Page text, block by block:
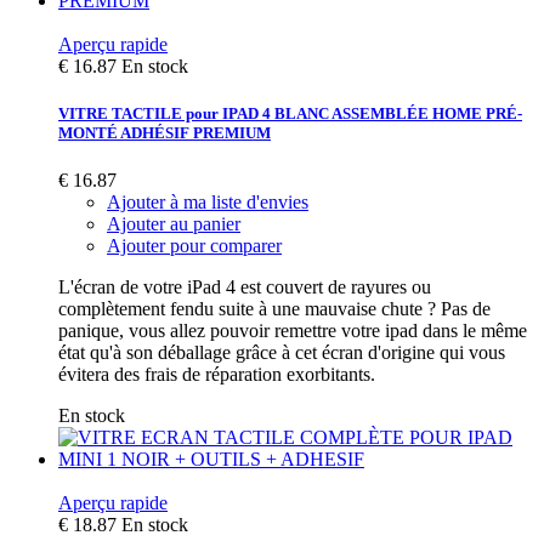
Aperçu rapide
€ 16.87 En stock
VITRE TACTILE pour IPAD 4 BLANC ASSEMBLÉE HOME PRÉ-
MONTÉ ADHÉSIF PREMIUM
€ 16.87
Ajouter à ma liste d'envies
Ajouter au panier
Ajouter pour comparer
L'écran de votre iPad 4 est couvert de rayures ou
complètement fendu suite à une mauvaise chute ? Pas de
panique, vous allez pouvoir remettre votre ipad dans le même
état qu'à son déballage grâce à cet écran d'origine qui vous
évitera des frais de réparation exorbitants.
En stock
Aperçu rapide
€ 18.87 En stock